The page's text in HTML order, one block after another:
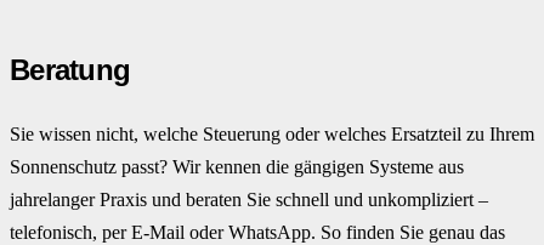
Beratung
Sie wissen nicht, welche Steuerung oder welches Ersatzteil zu Ihrem
Sonnenschutz passt? Wir kennen die gängigen Systeme aus
jahrelanger Praxis und beraten Sie schnell und unkompliziert –
telefonisch, per E-Mail oder WhatsApp. So finden Sie genau das